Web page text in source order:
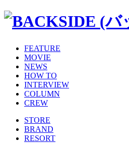
FEATURE
MOVIE
NEWS
HOW TO
INTERVIEW
COLUMN
CREW
STORE
BRAND
RESORT